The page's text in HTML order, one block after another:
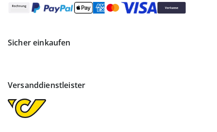
Sicher einkaufen
Versanddienstleister